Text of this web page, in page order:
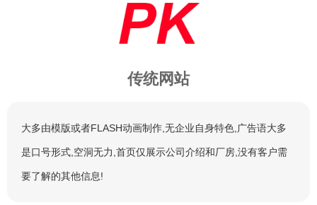
传统网站
大多由模版或者FLASH动画制作,无企业自身特色,广告语大多
是口号形式,空洞无力,首页仅展示公司介绍和厂房,没有客户需
要了解的其他信息!